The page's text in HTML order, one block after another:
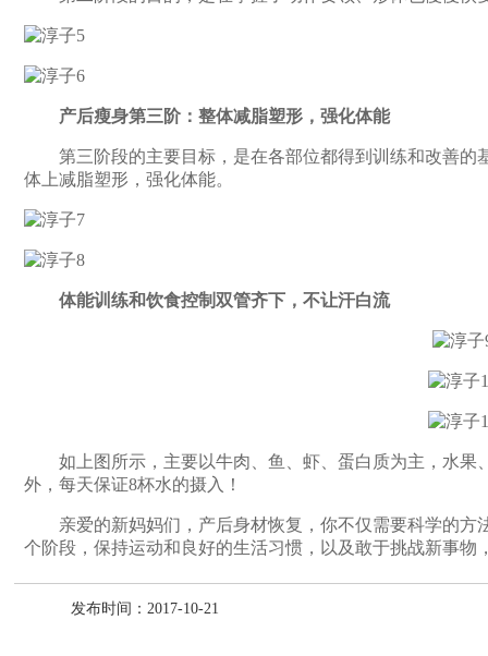
产后瘦身第三阶：整体减脂塑形，强化体能
第三阶段的主要目标，是在各部位都得到训练和改善的
体上减脂塑形，强化体能。
体能训练和饮食控制双管齐下，不让汗白流
如上图所示，主要以牛肉、鱼、虾、蛋白质为主，水果
外，每天保证8杯水的摄入！
亲爱的新妈妈们，产后身材恢复，你不仅需要科学的方
个阶段，保持运动和良好的生活习惯，以及敢于挑战新事
发布时间：2017-10-21